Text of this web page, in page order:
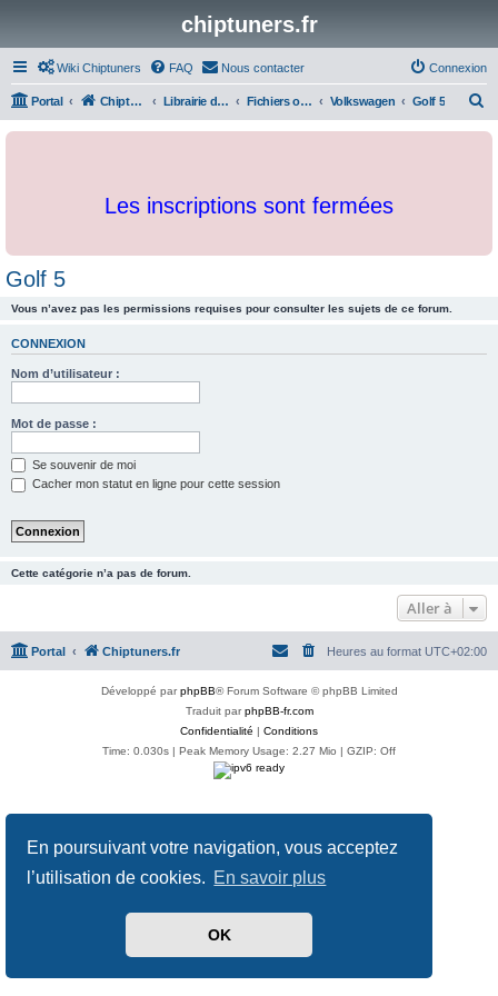
En poursuivant votre navigation, vous acceptez
l’utilisation de cookies. En savoir plus
OK
chiptuners.fr
Wiki Chiptuners FAQ Nous contacter Connexion
Portal Chiptuners.fr Librairie de documents et originaux Fichiers originaux Volkswagen Golf 5
c
Les inscriptions sont fermées
Golf 5
Vous n’avez pas les permissions requises pour consulter les sujets de ce forum.
CONNEXION
Nom d’utilisateur :
Mot de passe :
Se souvenir de moi
Cacher mon statut en ligne pour cette session
Cette catégorie n’a pas de forum.
Aller à
Portal Chiptuners.fr Heures au format UTC+02:00
Développé parphpBB® Forum Software © phpBB Limited
Traduit parphpBB-fr.com
Confidentialité | Conditions
Time: 0.030s | Peak Memory Usage: 2.27 Mio | GZIP: Off